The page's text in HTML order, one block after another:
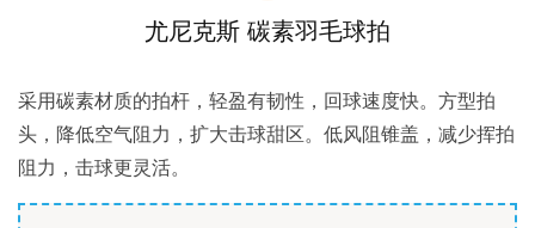
尤尼克斯 碳素羽毛球拍
采用碳素材质的拍杆，轻盈有韧性，回球速度快。方型拍
头，降低空气阻力，扩大击球甜区。低风阻锥盖，减少挥拍
阻力，击球更灵活。